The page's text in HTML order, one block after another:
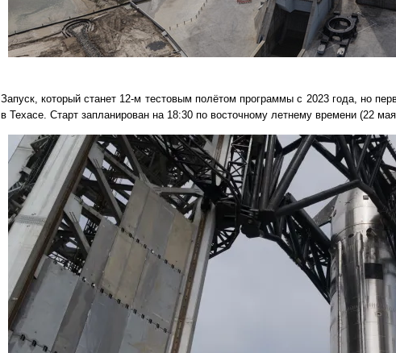
Запуск, который станет 12-м тестовым полётом программы с 2023 года, но
в Техасе. Старт запланирован на 18:30 по восточному летнему времени (22